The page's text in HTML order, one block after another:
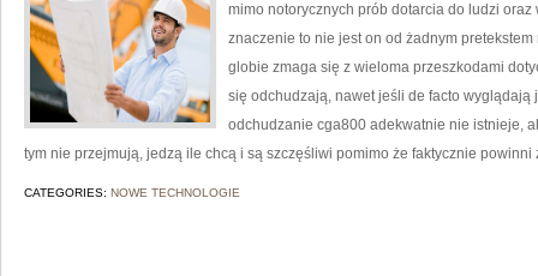
mimo notorycznych prób dotarcia do ludzi
znaczenie to nie jest on od żadnym
globie zmaga się z wieloma przeszkodami
się odchudzają, nawet jeśli de facto wyglądają
odchudzanie cga800 adekwatnie nie istnieje,
tym nie przejmują, jedzą ile chcą i są szczęśliwi pomimo że faktycznie powinni
CATEGORIES: NOWE TECHNOLOGIE